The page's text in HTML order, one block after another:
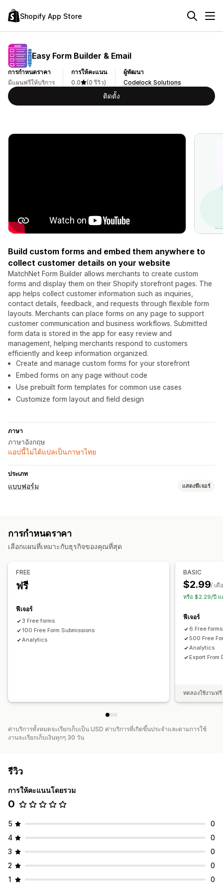
Shopify App Store
Easy Form Builder & Email
การกำหนดราคา
มีแผนฟรีให้บริการ
การให้คะแนน
0.0
(0 รีวิว)
ผู้พัฒนา
Codelock Solutions
ติดตั้ง
Build custom forms and embed them anywhere to
collect customer details on your website
MatchNet Form Builder allows merchants to create custom
forms and display them on their Shopify storefront pages. The
app helps collect customer information such as inquiries,
contact details, feedback, and requests through flexible form
layouts. Merchants can place forms on any page to support
customer communication and business workflows. Submitted
form data is stored in the app for easy review and
management, helping merchants respond to customers
efficiently and keep information organized.
Create and manage custom forms for your storefront
Embed forms on any page without code
Use prebuilt form templates for common use cases
Customize form layout and field design
ภาษา
ภาษาอังกฤษ
แอปนี้ไม่ได้แปลเป็นภาษาไทย
ประเภท
แบบฟอร์ม แสดงฟีเจอร์
การอัปโหลดไฟล์ ป๊อปอัพ
ตรรกะแบบมีเงื่อนไข
การส่งออกข้อมูล
การกำหนดราคา
เลือกแผนที่เหมาะกับธุรกิจของคุณที่สุด
FREE
ฟรี
ฟีเจอร์
3 Free forms
100 Free Form Submissions
Analytics
BASIC
$2.99/ เดื
หรือ $2.29/ปี แ
ฟีเจอร์
6 Free forms
500 Free
Analytics
Export From
ทดลองใช้งานฟ
ค่าบริการทั้งหมดจะเรียกเก็บเป็น USD ค่าบริการที่เกิดขึ้นประจำและตามการใช้
งานจะเรียกเก็บเงินทุกๆ 30 วัน
รีวิว
การให้คะแนนโดยรวม
0
5
0
4
0
3
0
2
0
1
0